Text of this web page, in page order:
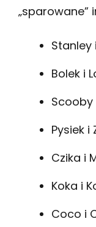
„sparowane”
Stanley
Bolek i
Scooby
Pysiek i
Czika i
Koka i
Coco i